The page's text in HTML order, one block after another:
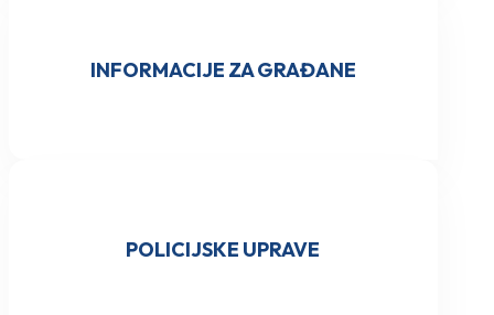
INFORMACIJE ZA GRAĐANE
POLICIJSKE UPRAVE